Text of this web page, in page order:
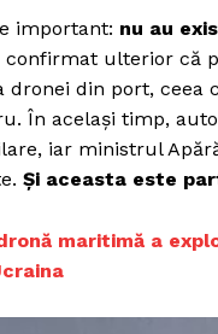
important: nu au
confirmat ulterior că
dronei din port, ceea
În același timp,
iar ministrul
Și aceasta este
maritimă a